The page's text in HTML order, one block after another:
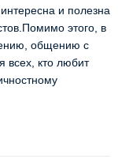
и полезна
этого, в
общению с
всех, кто любит